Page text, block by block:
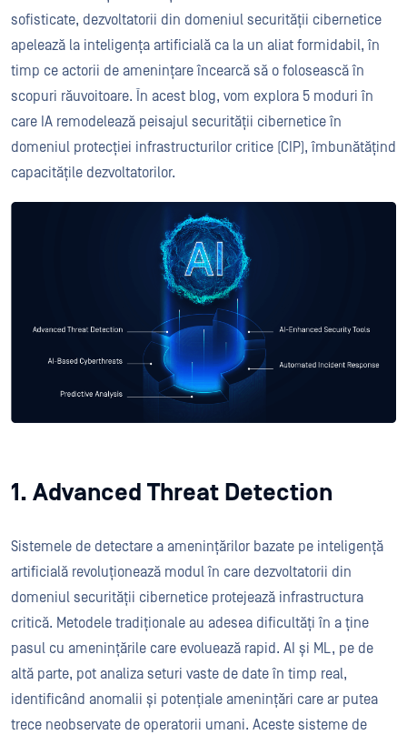
sofisticate, dezvoltatorii din domeniul securității cibernetice
apelează la inteligența artificială ca la un aliat formidabil, în
timp ce actorii de amenințare încearcă să o folosească în
scopuri răuvoitoare. În acest blog, vom explora 5 moduri în
care IA remodelează peisajul securității cibernetice în
domeniul protecției infrastructurilor critice (CIP), îmbunătățind
capacitățile dezvoltatorilor.
1. Advanced Threat Detection
Sistemele de detectare a amenințărilor bazate pe inteligență
artificială revoluționează modul în care dezvoltatorii din
domeniul securității cibernetice protejează infrastructura
critică. Metodele tradiționale au adesea dificultăți în a ține
pasul cu amenințările care evoluează rapid. AI și ML, pe de
altă parte, pot analiza seturi vaste de date în timp real,
identificând anomalii și potențiale amenințări care ar putea
trece neobservate de operatorii umani. Aceste sisteme de